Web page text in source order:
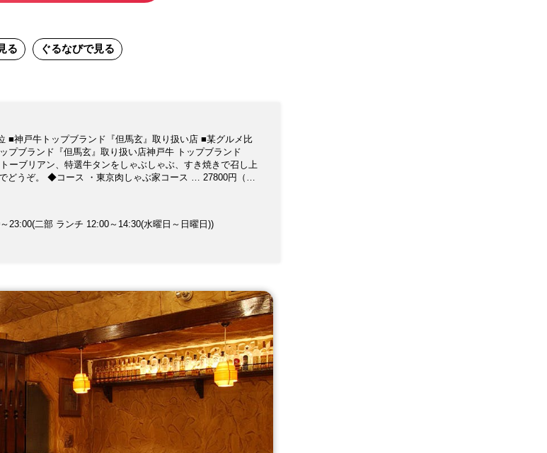
る ぐるなびで見る
■神戸牛トップブランド『但馬玄』取り扱い店 ■某グルメ比
プブランド『但馬玄』取り扱い店神戸牛 トップブランド
ーブリアン、特選牛タンをしゃぶしゃぶ、すき焼きで召し上
ゃぶ家コース … 27800円（税
ぶコース ...18300(税抜) ◆自慢のお料理
プ
ディナー：17:00～20:30(一部)、ディナー：20:30～23:00(二部 ランチ 12:00～14:30(水曜日～日曜日))